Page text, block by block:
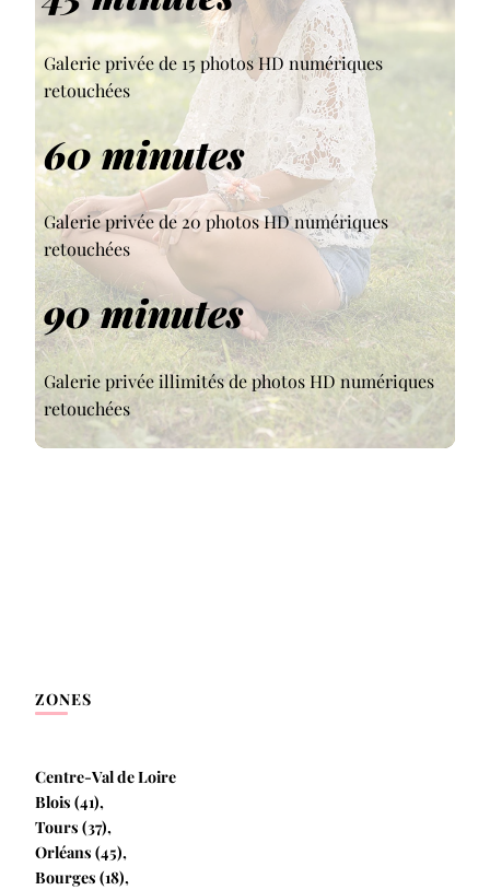
Galerie privée de 15 photos HD numériques
retouchées
60 minutes
Galerie privée de 20 photos HD numériques
retouchées
90 minutes
Galerie privée illimités de photos HD numériques
retouchées
ZONES
Centre-Val de Loire
Blois (41),
Tours (37),
Orléans (45),
Bourges (18),